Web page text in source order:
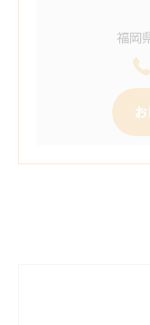
福岡